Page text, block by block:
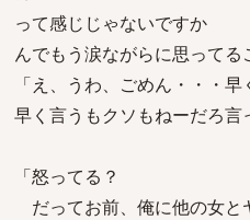
って感じじゃないですか
んでもう涙ながらに思ってる
「え、うわ、ごめん・・・
早く言うもクソもねーだろ言
「怒ってる？
だってお前、俺に他の女と